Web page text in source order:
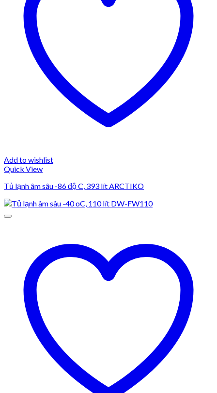
Add to wishlist
Quick View
Tủ lạnh âm sâu -86 độ C, 393 lít ARCTIKO